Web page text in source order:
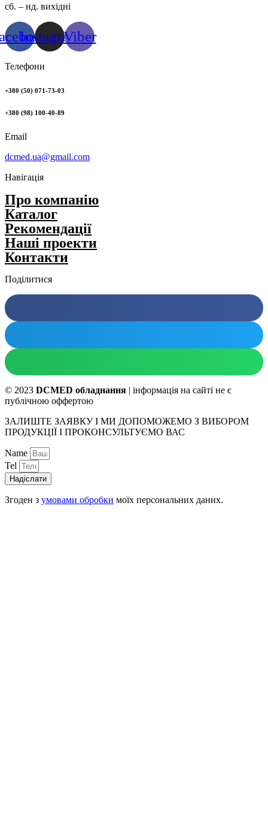
сб. – нд. вихідні
InstagramViber
Телефони
+380 (50) 071-73-03
+380 (98) 100-40-89
Email
dcmed.ua@gmail.com
Навігація
Про компанію
Каталог
Рекомендації
Нашi проекти
Контакти
Поділитися
© 2023 DCMED обладнання | інформація на сайті не є
публічною оффертою
ЗАЛИШТЕ ЗАЯВКУ І МИ ДОПОМОЖЕМО З ВИБОРОМ
ПРОДУКЦІЇ І ПРОКОНСУЛЬТУЄМО ВАС
Name
Tel
Надіслати
Згоден з умовами обробки моїх персональних даних.